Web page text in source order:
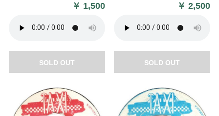
￥ 1,500
SOLD OUT
￥2,500
SOLD OUT